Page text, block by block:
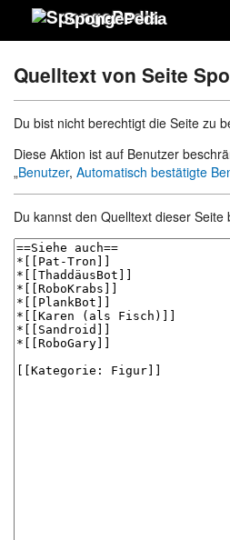
SpongePedia
Quelltext von Seite
Du bist nicht berechtigt die Seite zu
Diese Aktion ist auf Benutzer
„Benutzer, Automatisch bestätigte
Du kannst den Quelltext dieser